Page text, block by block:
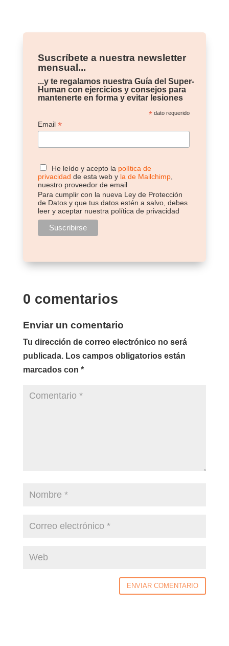
Suscríbete a nuestra newsletter
mensual...
...y te regalamos nuestra Guía del Super-
Human con ejercicios y consejos para
mantenerte en forma y evitar lesiones
*dato requerido
Email*
He leído y acepto la política de
privacidad de esta web y la de Mailchimp
nuestro proveedor de email
Para cumplir con la nueva Ley de Protección
de Datos y que tus datos estén a salvo, debes
leer y aceptar nuestra política de privacidad
0 comentarios
Enviar un comentario
Tu dirección de correo electrónico no será
publicada. Los campos obligatorios están
marcados con *
ENVIAR COMENTARIO